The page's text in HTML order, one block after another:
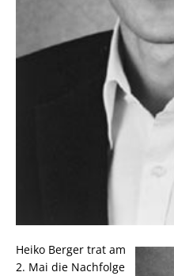
Heiko Berger trat am
2. Mai die Nachfolge